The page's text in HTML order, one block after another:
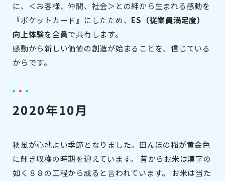
に、＜お客様、仲間、社会＞との絆から生まれる感動を
『ポケットカード』にしたため、 ES（従業員満足度）
向上体験を全員で共有します。
感動から新しい価値の創造が始まることを、信じている
からです。
2020年10月
秋風が心地よい季節となりました。田んぼの稲が黄金色
に輝き収穫の時期を迎えています。 昔からお米は漢字の
如く８８の工程から成ると言われています。 お米は当た